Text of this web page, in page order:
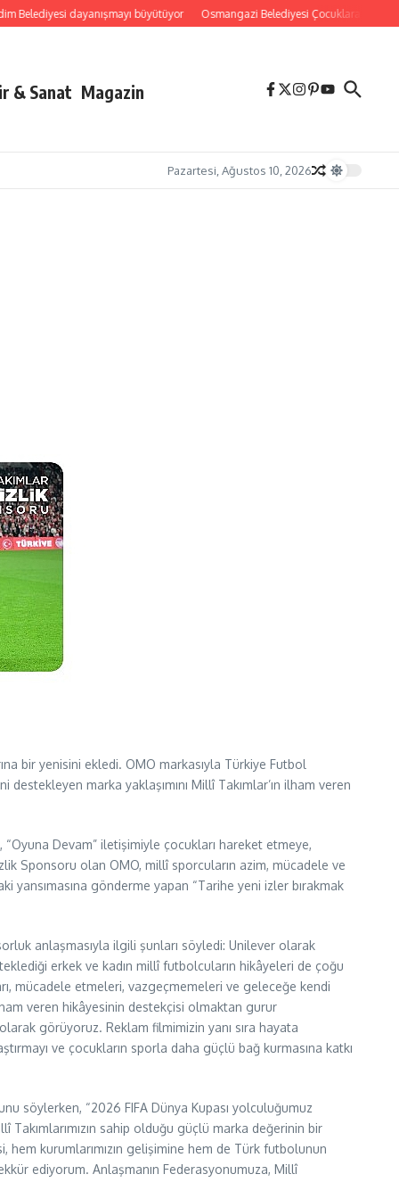
dayanışmayı büyütüyor Osmangazi Belediyesi Çocuklara Okuma
& Sanat Magazin
Pazartesi, Ağustos 10, 2026
bir yenisini ekledi. OMO markasıyla Türkiye Futbol
marka yaklaşımını Millî Takımlar’ın ilham veren
Devam” iletişimiyle çocukları hareket etmeye,
Sponsoru olan OMO, millî sporcuların azim, mücadele ve
yansımasına gönderme yapan “Tarihe yeni izler bırakmak
anlaşmasıyla ilgili şunları söyledi: Unilever olarak
erkek ve kadın millî futbolcuların hikâyeleri de çoğu
mücadele etmeleri, vazgeçmemeleri ve geleceğe kendi
veren hikâyesinin destekçisi olmaktan gurur
görüyoruz. Reklam filmimizin yanı sıra hayata
ve çocukların sporla daha güçlü bağ kurmasına katkı
söylerken, “2026 FIFA Dünya Kupası yolculuğumuz
sahip olduğu güçlü marka değerinin bir
kurumlarımızın gelişimine hem de Türk futbolunun
ediyorum. Anlaşmanın Federasyonumuza, Millî